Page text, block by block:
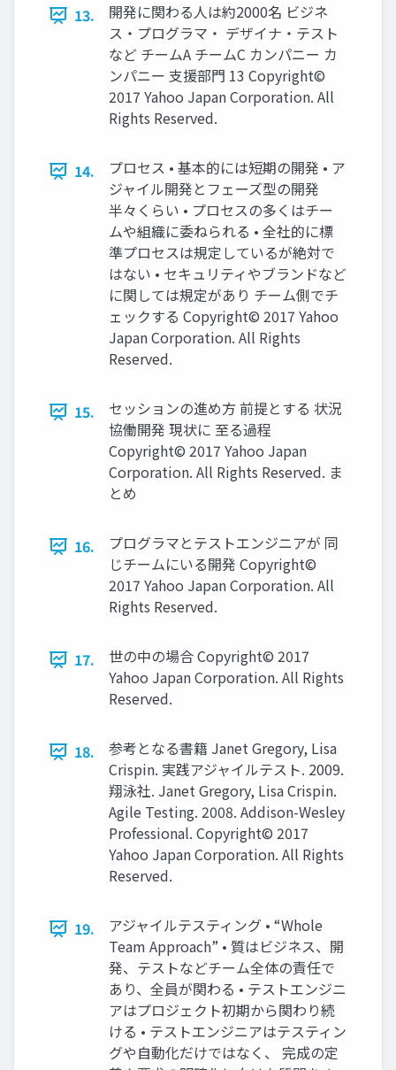
13.
開発に関わる人は約2000名 ビジネ
ス・プログラマ・ デザイナ・テスト
など チームA チームC カンパニー カ
ンパニー 支援部門 13 Copyright©
2017 Yahoo Japan Corporation. All
Rights Reserved.
14.
プロセス • 基本的には短期の開発 • ア
ジャイル開発とフェーズ型の開発
半々くらい • プロセスの多くはチー
ムや組織に委ねられる • 全社的に標
準プロセスは規定しているが絶対で
はない • セキュリティやブランドなど
に関しては規定があり チーム側でチ
ェックする Copyright© 2017 Yahoo
Japan Corporation. All Rights
Reserved.
15.
セッションの進め方 前提とする 状況
協働開発 現状に 至る過程
Copyright© 2017 Yahoo Japan
Corporation. All Rights Reserved. ま
とめ
16.
プログラマとテストエンジニアが 同
じチームにいる開発 Copyright©
2017 Yahoo Japan Corporation. All
Rights Reserved.
17.
世の中の場合 Copyright© 2017
Yahoo Japan Corporation. All Rights
Reserved.
18.
参考となる書籍 Janet Gregory, Lisa
Crispin. 実践アジャイルテスト. 2009.
翔泳社. Janet Gregory, Lisa Crispin.
Agile Testing. 2008. Addison-Wesley
Professional. Copyright© 2017
Yahoo Japan Corporation. All Rights
Reserved.
19.
アジャイルテスティング • “Whole
Team Approach” • 質はビジネス、開
発、テストなどチーム全体の責任で
あり、全員が関わる • テストエンジニ
アはプロジェクト初期から関わり続
ける • テストエンジニアはテスティン
グや自動化だけではなく、 完成の定